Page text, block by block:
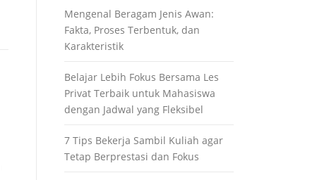
Mengenal Beragam Jenis Awan:
Fakta, Proses Terbentuk, dan
Karakteristik
Belajar Lebih Fokus Bersama Les
Privat Terbaik untuk Mahasiswa
dengan Jadwal yang Fleksibel
7 Tips Bekerja Sambil Kuliah agar
Tetap Berprestasi dan Fokus